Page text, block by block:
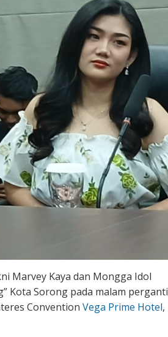
Marvey Kaya dan Mongga Idol
Kota Sorong pada malam
Convention Vega Prime Hotel,